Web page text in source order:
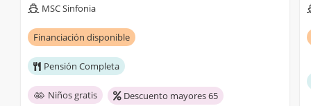
MSC Sinfonia
Financiación disponible
Pensión Completa
Niños gratis Descuento mayores 65